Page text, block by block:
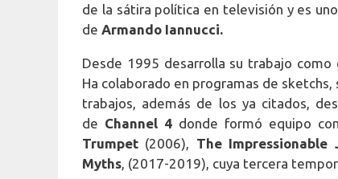
de la sátira política en televisión y es
de Armando Iannucci.
Desde 1995 desarrolla su trabajo
Ha colaborado en programas de
trabajos, además de los ya citados,
de Channel 4 donde formó equipo
Trumpet (2006), The Impressionable
Myths, (2017-2019), cuya tercera